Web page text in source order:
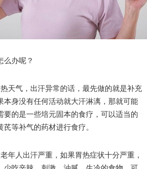
么办呢？
天气，出汗异常的话，最先做的就是补充
本身没有任何活动就大汗淋漓，那就可能
要的是一些培元固本的食疗，可以适当的
等补气的药材进行食疗。
年人出汗严重，如果胃热症状十分严重，